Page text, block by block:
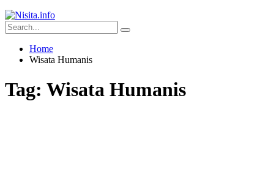
Home
Wisata Humanis
Tag: Wisata Humanis